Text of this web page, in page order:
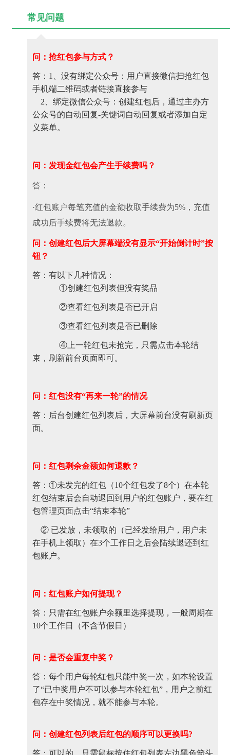
常见问题
问：抢红包参与方式？
答：1、没有绑定公众号：用户直接微信扫抢红包
手机端二维码或者链接直接参与
2、绑定微信公众号：创建红包后，通过主办方
公众号的自动回复-关键词自动回复或者添加自定
义菜单。
问： 发现金红包会产生手续费吗？
答：
·红包账户每笔充值的金额收取手续费为5%，充值
成功后手续费将无法退款。
问：创建红包后大屏幕端没有显示“开始倒计时”按
钮？
答：有以下几种情况：
①创建红包列表但没有奖品
②查看红包列表是否已开启
③查看红包列表是否已删除
④上一轮红包未抢完，只需点击本轮结
束，刷新前台页面即可。
问：红包没有“再来一轮”的情况
答：后台创建红包列表后，大屏幕前台没有刷新页
面。
问：红包剩余金额如何退款？
答：①未发完的红包（10个红包发了8个）在本轮
红包结束后会自动退回到用户的红包账户，要在红
包管理页面点击“结束本轮”
② 已发放，未领取的（已经发给用户，用户未
在手机上领取）在3个工作日之后会陆续退还到红
包账户。
问：红包账户如何提现？
答：只需在红包账户余额里选择提现，一般周期在
10个工作日（不含节假日）
问：是否会重复中奖？
答：每个用户每轮红包只能中奖一次，如本轮设置
了“已中奖用户不可以参与本轮红包”，用户之前红
包存在中奖情况，就不能参与本轮。
问：创建红包列表后红包的顺序可以更换吗?